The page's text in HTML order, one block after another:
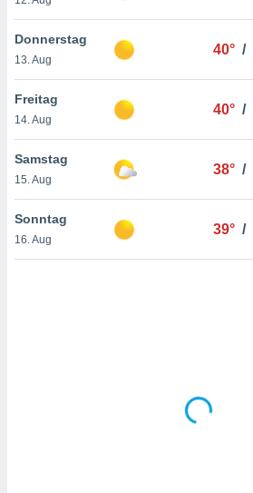
Rand
Donnerstag
13. Aug
40° /
Freitag
14. Aug
40° /
Samstag
15. Aug
38° /
Sonntag
16. Aug
39° /